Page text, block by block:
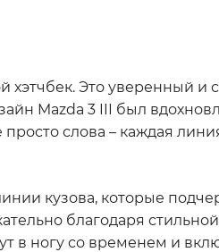
хэтчбек. Это уверенный и
Mazda 3 III был
слова – каждая
кузова, которые
благодаря стильной
в ногу со временем и